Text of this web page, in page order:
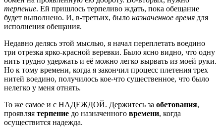
терпение. Ей пришлось терпеливо ждать, пока обещание
будет выполнено. И, в-третьих, было назначенное время для
исполнения обещания.
Недавно делясь этой мыслью, я начал переплетать воедино
три отрезка ярко-красной веревки. Было ясно видно, что одну
нить трудно удержать и её можно легко вырвать из моей руки.
Но к тому времени, когда я закончил процесс плетения трех
нитей воедино, получилось кое-что существенное, что было
нелегко у меня отнять.
То же самое и с НАДЕЖДОЙ. Держитесь за обетования,
проявляя терпение до назначенного времени, когда
осуществится надежда.